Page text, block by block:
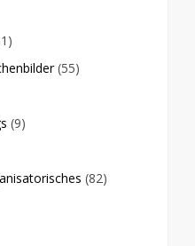
(55)
(9)
(82)